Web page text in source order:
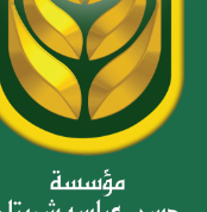
إن التعاون والمشاركة
الأهداف والبرامج التي
وخطط مستقبلية بدات ترى
إدارة التواصل والعلاقات
لإبراز أهم إنجازاتها
(مؤسسة حسن عباس شربتلي
لمبادرات المؤسسة خلال